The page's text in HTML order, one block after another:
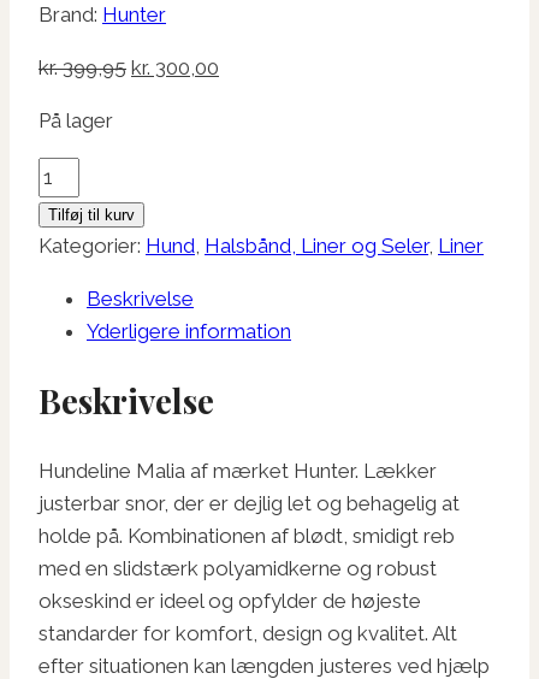
Brand: Hunter
kr.399,95 Den
kr. 399,95.
kr. 300,00
På lager
Hunter
Dressurline
Malia
antal
Tilføj til kurv
Kategorier: Hund, Halsbånd, Liner og Seler, Liner
Beskrivelse
Yderligere information
Beskrivelse
Hundeline Malia af mærket Hunter. Lækker
justerbar snor, der er dejlig let og behagelig at
holde på. Kombinationen af ​​blødt, smidigt reb
med en slidstærk polyamidkerne og robust
okseskind er ideel og opfylder de højeste
standarder for komfort, design og kvalitet. Alt
efter situationen kan længden justeres ved hjælp